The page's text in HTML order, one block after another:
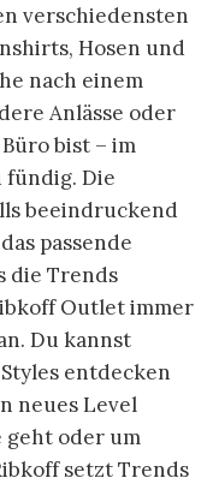
verschiedensten
Hosen und
nach einem
Anlässe oder
bist – im
fündig. Die
beeindruckend
passende
die Trends
Outlet immer
Du kannst
entdecken
neues Level
geht oder um
setzt Trends